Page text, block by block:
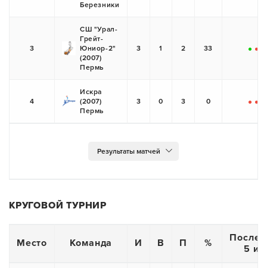
Березники
3
СШ "Урал-
Грейт-
Юниор-2"
(2007)
Пермь
3 1 2 33
+ -
4
Искра
(2007)
Пермь
3 0 3 0
- -
КРУГОВОЙ ТУРНИР
Место Команда И В П %
5